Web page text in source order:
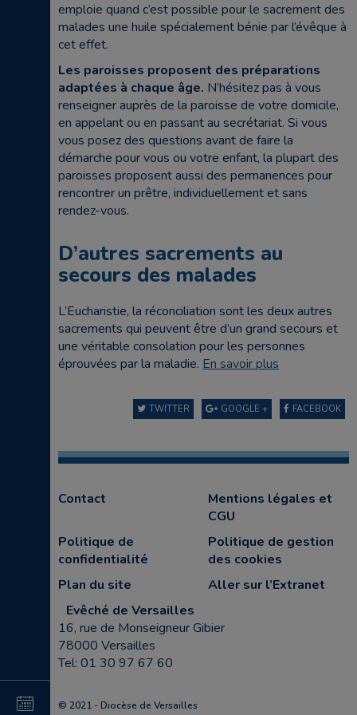
au
emploie quand c’est possible pour le sacrement des
malades une huile spécialement bénie par l’évêque à
cet effet.
Les paroisses proposent des préparations
adaptées à chaque âge. N’hésitez pas à vous
renseigner auprès de la paroisse de votre domicile,
en appelant ou en passant au secrétariat. Si vous
vous posez des questions avant de faire la
démarche pour vous ou votre enfant, la plupart des
paroisses proposent aussi des permanences pour
rencontrer un prêtre, individuellement et sans
rendez-vous.
D’autres sacrements au
secours des malades
L’Eucharistie, la réconciliation sont les deux autres
sacrements qui peuvent être d’un grand secours et
une véritable consolation pour les personnes
éprouvées par la maladie. En savoir plus
FACEBOOK
GOOGLE +
TWITTER
Contact
Mentions légales et
CGU
Politique de
confidentialité
Politique de gestion
des cookies
Plan du site
Aller sur l’Extranet
Evêché de Versailles
16, rue de Monseigneur Gibier
78000 Versailles
Tel: 01 30 97 67 60
© 2021 - Diocèse de Versailles